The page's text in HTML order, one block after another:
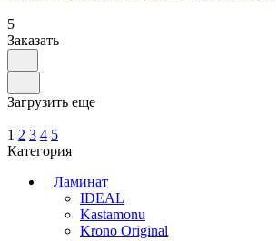
5
Заказать
Загрузить еще
1 2 3 4 5
Категория
Ламинат
IDEAL
Kastamonu
Krono Original